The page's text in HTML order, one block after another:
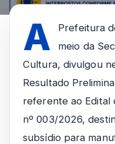
A
Prefeitura
meio da
Cultura, divulgou
Resultado
referente ao Edital
nº 003/2026,
subsídio para